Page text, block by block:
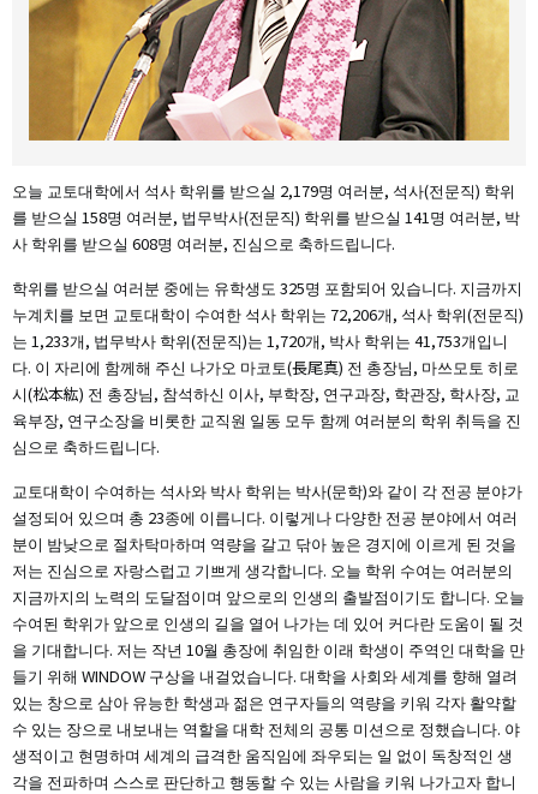
오늘 교토대학에서 석사 학위를 받으실 2,179명 여러분, 석사(전문직) 학위
를 받으실 158명 여러분, 법무박사(전문직) 학위를 받으실 141명 여러분, 박
사 학위를 받으실 608명 여러분, 진심으로 축하드립니다.
학위를 받으실 여러분 중에는 유학생도 325명 포함되어 있습니다. 지금까지
누계치를 보면 교토대학이 수여한 석사 학위는 72,206개, 석사 학위(전문직)
는 1,233개, 법무박사 학위(전문직)는 1,720개, 박사 학위는 41,753개입니
다. 이 자리에 함께해 주신 나가오 마코토(長尾真) 전 총장님, 마쓰모토 히로
시(松本紘) 전 총장님, 참석하신 이사, 부학장, 연구과장, 학관장, 학사장, 교
육부장, 연구소장을 비롯한 교직원 일동 모두 함께 여러분의 학위 취득을 진
심으로 축하드립니다.
교토대학이 수여하는 석사와 박사 학위는 박사(문학)와 같이 각 전공 분야가
설정되어 있으며 총 23종에 이릅니다. 이렇게나 다양한 전공 분야에서 여러
분이 밤낮으로 절차탁마하며 역량을 갈고 닦아 높은 경지에 이르게 된 것을
저는 진심으로 자랑스럽고 기쁘게 생각합니다. 오늘 학위 수여는 여러분의
지금까지의 노력의 도달점이며 앞으로의 인생의 출발점이기도 합니다. 오늘
수여된 학위가 앞으로 인생의 길을 열어 나가는 데 있어 커다란 도움이 될 것
을 기대합니다. 저는 작년 10월 총장에 취임한 이래 학생이 주역인 대학을 만
들기 위해 WINDOW 구상을 내걸었습니다. 대학을 사회와 세계를 향해 열려
있는 창으로 삼아 유능한 학생과 젊은 연구자들의 역량을 키워 각자 활약할
수 있는 장으로 내보내는 역할을 대학 전체의 공통 미션으로 정했습니다. 야
생적이고 현명하며 세계의 급격한 움직임에 좌우되는 일 없이 독창적인 생
각을 전파하며 스스로 판단하고 행동할 수 있는 사람을 키워 나가고자 합니